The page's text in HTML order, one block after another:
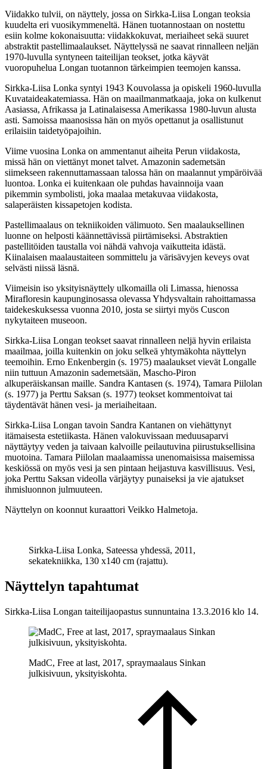
Viidakko tulvii, on näyttely, jossa on Sirkka-Liisa Longan teoksia
kuudelta eri vuosikymmeneltä. Hänen tuotannostaan on nostettu
esiin kolme kokonaisuutta: viidakkokuvat, meriaiheet sekä suuret
abstraktit pastellimaalaukset. Näyttelyssä ne saavat rinnalleen neljän
1970-luvulla syntyneen taiteilijan teokset, jotka käyvät
vuoropuhelua Longan tuotannon tärkeimpien teemojen kanssa.
Sirkka-Liisa Lonka syntyi 1943 Kouvolassa ja opiskeli 1960-luvulla
Kuvataideakatemiassa. Hän on maailmanmatkaaja, joka on kulkenut
Aasiassa, Afrikassa ja Latinalaisessa Amerikassa 1980-luvun alusta
asti. Samoissa maanosissa hän on myös opettanut ja osallistunut
erilaisiin taidetyöpajoihin.
Viime vuosina Lonka on ammentanut aiheita Perun viidakosta,
missä hän on viettänyt monet talvet. Amazonin sademetsän
siimekseen rakennuttamassaan talossa hän on maalannut ympäröivää
luontoa. Lonka ei kuitenkaan ole puhdas havainnoija vaan
pikemmin symbolisti, joka maalaa metakuvaa viidakosta,
salaperäisten kissapetojen kodista.
Pastellimaalaus on tekniikoiden välimuoto. Sen maalauksellinen
luonne on helposti käännettävissä piirtämiseksi. Abstraktien
pastellitöiden taustalla voi nähdä vahvoja vaikutteita idästä.
Kiinalaisen maalaustaiteen sommittelu ja värisävyjen keveys ovat
selvästi niissä läsnä.
Viimeisin iso yksityisnäyttely ulkomailla oli Limassa, hienossa
Mirafloresin kaupunginosassa olevassa Yhdysvaltain rahoittamassa
taidekeskuksessa vuonna 2010, josta se siirtyi myös Cuscon
nykytaiteen museoon.
Sirkka-Liisa Longan teokset saavat rinnalleen neljä hyvin erilaista
maailmaa, joilla kuitenkin on joku selkeä yhtymäkohta näyttelyn
teemoihin. Erno Enkenbergin (s. 1975) maalaukset vievät Longalle
niin tuttuun Amazonin sademetsään, Mascho-Piron
alkuperäiskansan maille. Sandra Kantasen (s. 1974), Tamara Piilolan
(s. 1977) ja Perttu Saksan (s. 1977) teokset kommentoivat tai
täydentävät hänen vesi- ja meriaiheitaan.
Sirkka-Liisa Longan tavoin Sandra Kantanen on viehättynyt
itämaisesta estetiikasta. Hänen valokuvissaan meduusaparvi
näyttäytyy veden ja taivaan kalvoille peilautuvina piirustuksellisina
muotoina. Tamara Piilolan maalaamissa unenomaisissa maisemissa
keskiössä on myös vesi ja sen pintaan heijastuva kasvillisuus. Vesi,
joka Perttu Saksan videolla värjäytyy punaiseksi ja vie ajatukset
ihmisluonnon julmuuteen.
Näyttelyn on koonnut kuraattori Veikko Halmetoja.
Sirkka-Liisa Lonka, Sateessa yhdessä, 2011,
sekatekniikka, 130 x140 cm (rajattu).
Näyttelyn tapahtumat
Sirkka-Liisa Longan taiteilijaopastus sunnuntaina 13.3.2016 klo 14.
MadC, Free at last, 2017, spraymaalaus Sinkan
julkisivuun, yksityiskohta.